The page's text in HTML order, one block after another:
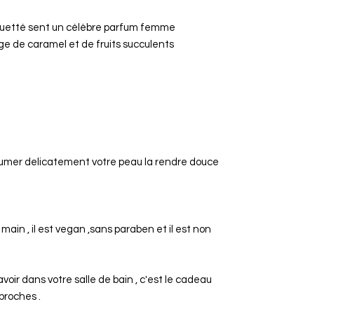
sent un célèbre parfum femme
de caramel et de fruits succulents
delicatement votre peau la rendre douce
, il est vegan ,sans paraben et il est non
dans votre salle de bain , c'est le cadeau
.